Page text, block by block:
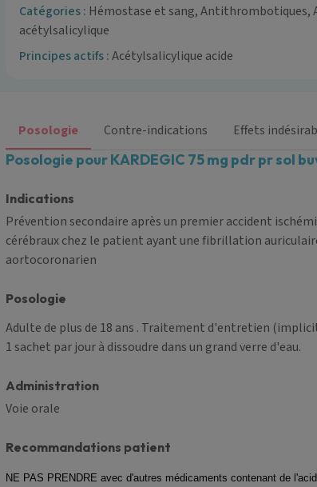
Catégories : Hémostase et sang, Antithrombotiques,
acétylsalicylique
Principes actifs :Acétylsalicylique acide
Posologie Contre-indications Effets
Posologie pour KARDEGIC 75 mg pdr pr sol
Indications
Prévention secondaire après un premier accident
cérébraux chez le patient ayant une fibrillation
aortocoronarien
Posologie
Adulte de plus de 18 ans . Traitement d'entretien
1 sachet par jour à dissoudre dans un grand verre d'eau.
Administration
Voie orale
Recommandations patient
NE PAS PRENDRE avec d'autres médicaments contenant de